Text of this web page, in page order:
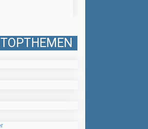
TOPTHEMEN